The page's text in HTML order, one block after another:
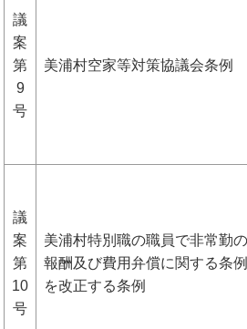
議
案
第
9
号
美浦村空家等対策協議会条例
議
案
第
10
号
美浦村特別職の職員で非常勤
報酬及び費用弁償に関する条
を改正する条例